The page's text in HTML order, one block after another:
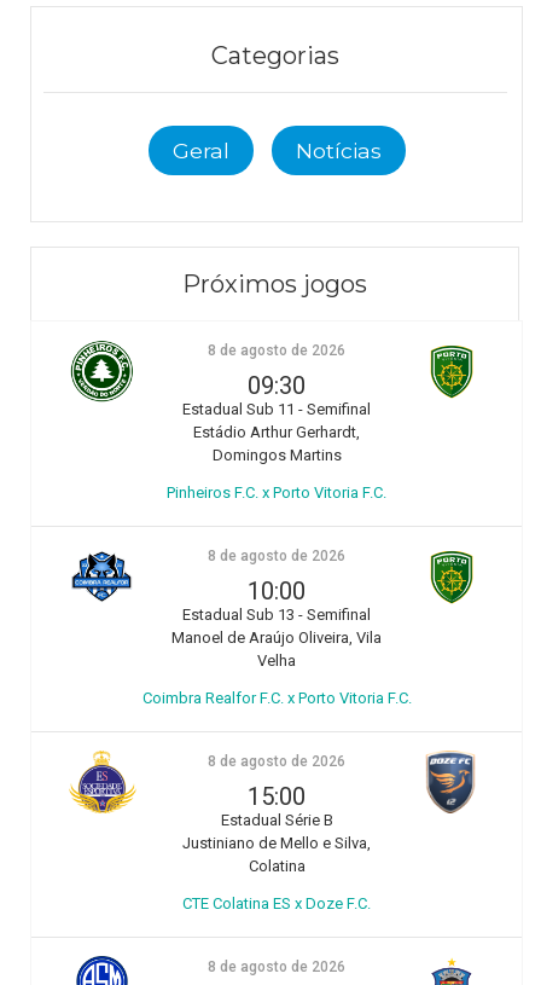
Categorias
Geral Notícias
Próximos jogos
8 de agosto de 2026
09:30
Estadual Sub 11 - Semifinal
Estádio Arthur Gerhardt,
Domingos Martins
Pinheiros F.C. x Porto Vitoria F.C.
8 de agosto de 2026
10:00
Estadual Sub 13 - Semifinal
Manoel de Araújo Oliveira, Vila
Velha
Coimbra Realfor F.C. x Porto Vitoria F.C.
8 de agosto de 2026
15:00
Estadual Série B
Justiniano de Mello e Silva,
Colatina
CTE Colatina ES x Doze F.C.
8 de agosto de 2026